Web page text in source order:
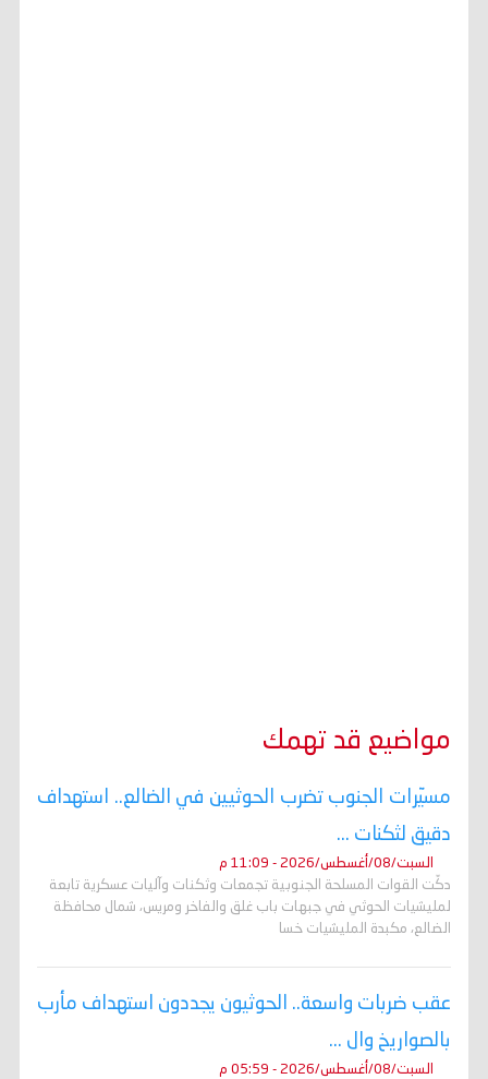
مواضيع قد تهمك
مسيّرات الجنوب تضرب الحوثيين في الضالع.. استهداف
دقيق لثكنات ...
السبت/08/أغسطس/2026 - 11:09 م
دكّت القوات المسلحة الجنوبية تجمعات وثكنات وآليات عسكرية تابعة
لمليشيات الحوثي في جبهات باب غلق والفاخر ومريس، شمال محافظة
الضالع، مكبدة المليشيات خسا
عقب ضربات واسعة.. الحوثيون يجددون استهداف مأرب
بالصواريخ وال ...
السبت/08/أغسطس/2026 - 05:59 م